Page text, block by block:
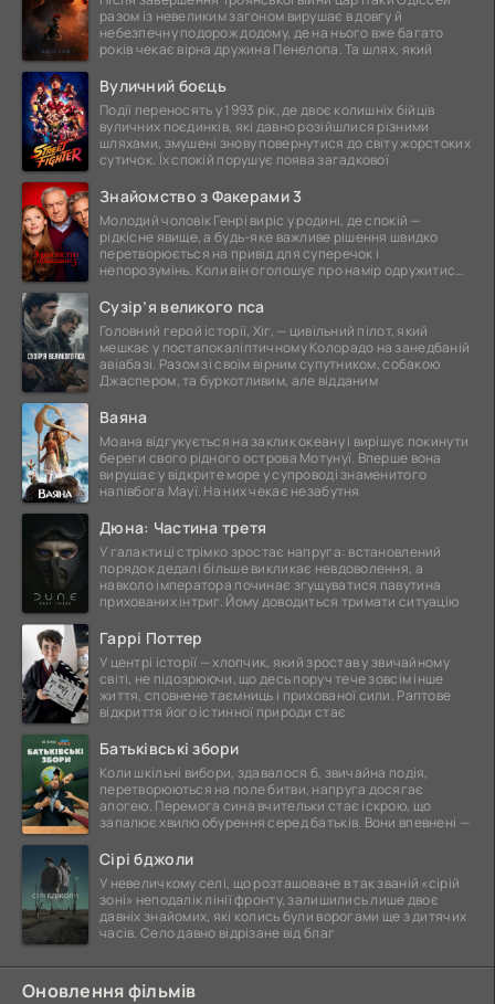
разом із невеликим загоном вирушає в довгу й
небезпечну подорож додому, де на нього вже багато
років чекає вірна дружина Пенелопа. Та шлях, який
Вуличний боєць
Події переносять у 1993 рік, де двоє колишніх бійців
вуличних поєдинків, які давно розійшлися різними
шляхами, змушені знову повернутися до світу жорстоких
сутичок. Їх спокій порушує поява загадкової
Знайомство з Факерами 3
Молодий чоловік Генрі виріс у родині, де спокій —
рідкісне явище, а будь-яке важливе рішення швидко
перетворюється на привід для суперечок і
непорозумінь. Коли він оголошує про намір одружитися,
Сузір’я великого пса
Головний герой історії, Хіг, — цивільний пілот, який
мешкає у постапокаліптичному Колорадо на занедбаній
авіабазі. Разом зі своїм вірним супутником, собакою
Джаспером, та буркотливим, але відданим
Ваяна
Моана відгукується на заклик океану і вирішує покинути
береги свого рідного острова Мотунуї. Вперше вона
вирушає у відкрите море у супроводі знаменитого
напівбога Мауї. На них чекає незабутня
Дюна: Частина третя
У галактиці стрімко зростає напруга: встановлений
порядок дедалі більше викликає невдоволення, а
навколо імператора починає згущуватися павутина
прихованих інтриг. Йому доводиться тримати ситуацію
Гаррі Поттер
У центрі історії — хлопчик, який зростав у звичайному
світі, не підозрюючи, що десь поруч тече зовсім інше
життя, сповнене таємниць і прихованої сили. Раптове
відкриття його істинної природи стає
Батьківські збори
Коли шкільні вибори, здавалося б, звичайна подія,
перетворюються на поле битви, напруга досягає
апогею. Перемога сина вчительки стає іскрою, що
запалює хвилю обурення серед батьків. Вони впевнені —
Сірі бджоли
У невеличкому селі, що розташоване в так званій «сірій
зоні» неподалік лінії фронту, залишились лише двоє
давніх знайомих, які колись були ворогами ще з дитячих
часів. Село давно відрізане від благ
Оновлення фільмів